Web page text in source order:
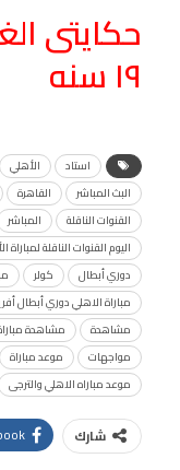
حكايتى
١٩ سنه
استاد الأهلي
البث المباشر
القاهرة
القنوات الناقلة
المباشر
اليوم القنوات الناقلة لمباراة
دوري أبطال
كولر
مباراة الاهلي دوري أبطال
مشاهدة
مشاهدة
مواجهات
موعد مباراة
موعد مباراه الاهلي والترجى
شارك